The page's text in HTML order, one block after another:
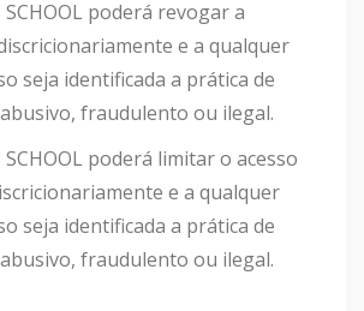
SCHOOL poderá revogar a
e a qualquer
seja identificada a prática de
fraudulento ou ilegal.
SCHOOL poderá limitar o acesso
e a qualquer
seja identificada a prática de
fraudulento ou ilegal.